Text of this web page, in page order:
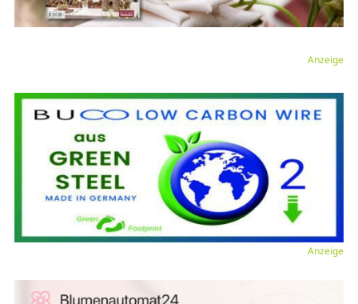
Anzeige
Anzeige